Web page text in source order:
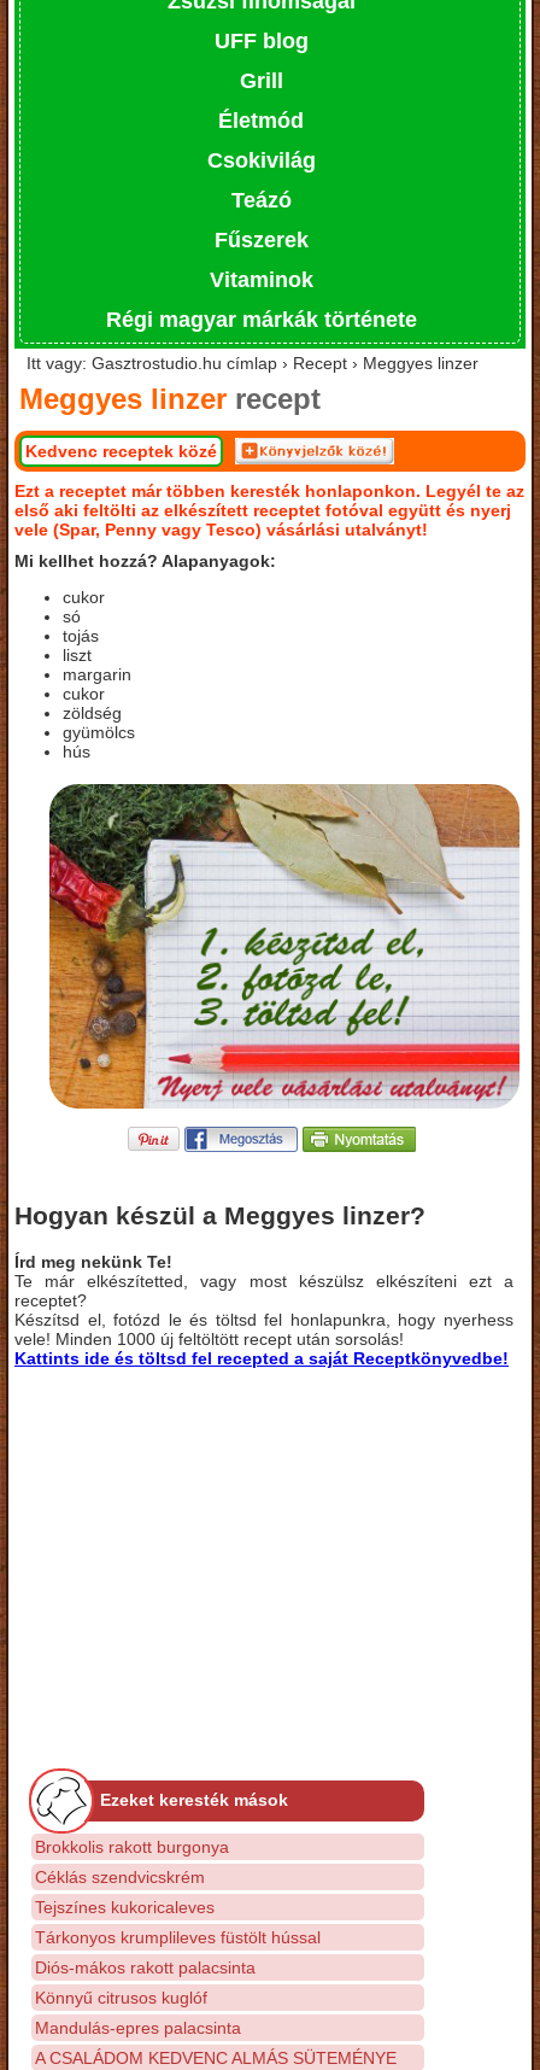
UFF blog
Grill
Életmód
Csokivilág
Teázó
Fűszerek
Vitaminok
Régi magyar márkák története
Itt vagy: Gasztrostudio.hu címlap › Recept › Meggyes linzer
Meggyes linzer recept
Kedvenc receptek közé
Ezt a receptet már többen keresték honlaponkon. Legyél te az
első aki feltölti az elkészített receptet fotóval együtt és nyerj
vele (Spar, Penny vagy Tesco) vásárlási utalványt!
Mi kellhet hozzá? Alapanyagok:
cukor
só
tojás
liszt
margarin
cukor
zöldség
gyümölcs
hús
Hogyan készül a Meggyes linzer?
Írd meg nekünk Te!
Te már elkészítetted, vagy most készülsz elkészíteni ezt a
receptet?
Készítsd el, fotózd le és töltsd fel honlapunkra, hogy nyerhess
vele! Minden 1000 új feltöltött recept után sorsolás!
Kattints ide és töltsd fel recepted a saját Receptkönyvedbe!
Ezeket keresték mások
Brokkolis rakott burgonya
Céklás szendvicskrém
Tejszínes kukoricaleves
Tárkonyos krumplileves füstölt hússal
Diós-mákos rakott palacsinta
Könnyű citrusos kuglóf
Mandulás-epres palacsinta
A CSALÁDOM KEDVENC ALMÁS SÜTEMÉNYE